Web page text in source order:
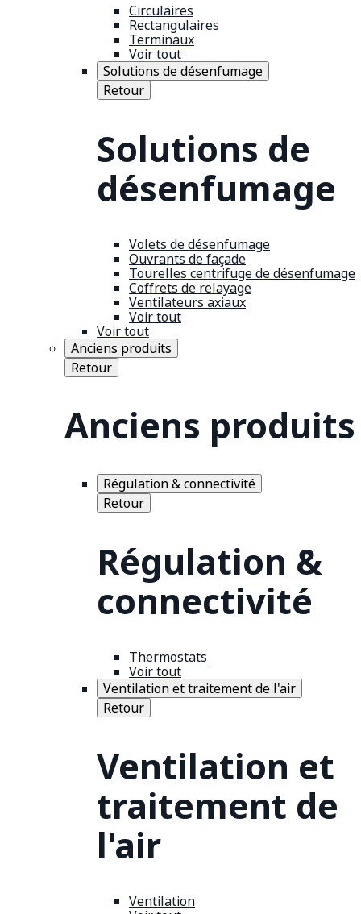
Circulaires
Rectangulaires
Terminaux
Voir tout
Solutions de désenfumage
Retour
Solutions de
désenfumage
Volets de désenfumage
Ouvrants de façade
Tourelles centrifuge de désenfumage
Coffrets de relayage
Ventilateurs axiaux
Voir tout
Voir tout
Anciens produits
Retour
Anciens produits
Régulation & connectivité
Retour
Régulation &
connectivité
Thermostats
Voir tout
Ventilation et traitement de l'air
Retour
Ventilation et
traitement de
l'air
Ventilation